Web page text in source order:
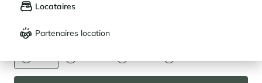
Français
DEVISE
Locataires
Partenaires location
Espace repas
Cuisine ouverte
Cuisine équipée ouverte
Canapé convertible